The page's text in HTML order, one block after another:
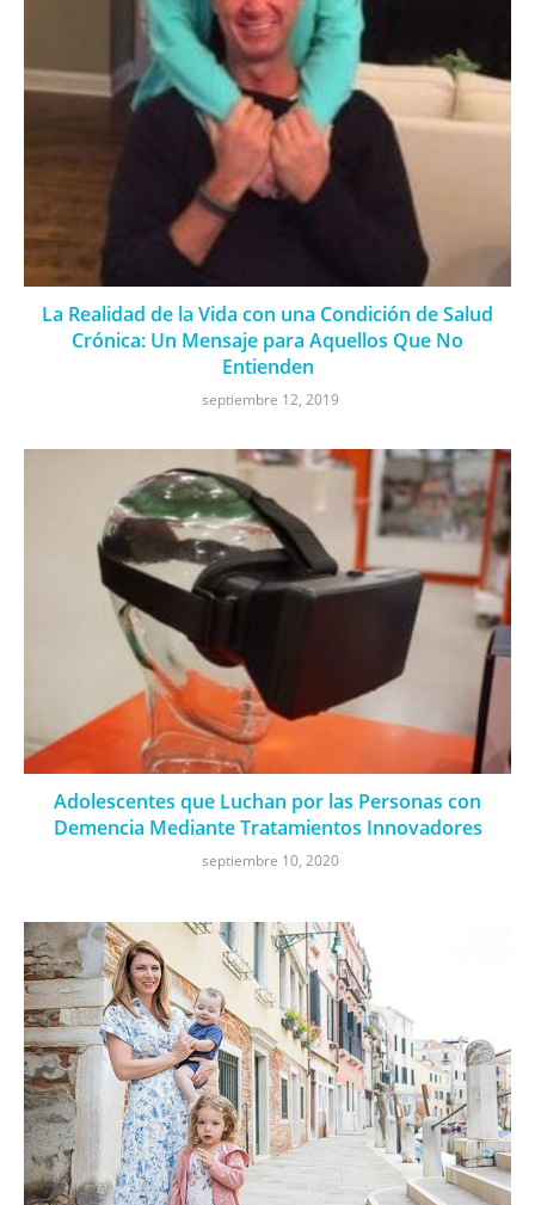
La Realidad de la Vida con una Condición de Salud
Crónica: Un Mensaje para Aquellos Que No
Entienden
septiembre 12, 2019
Adolescentes que Luchan por las Personas con
Demencia Mediante Tratamientos Innovadores
septiembre 10, 2020